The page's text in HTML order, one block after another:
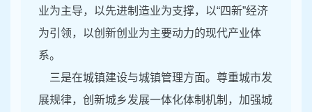
业为主导，以先进制造业为支撑，以“四新”经济
为引领，以创新创业为主要动力的现代产业体
系。
三是在城镇建设与城镇管理方面。尊重城市发
展规律，创新城乡发展一体化体制机制，加强城